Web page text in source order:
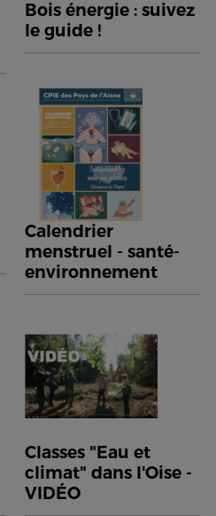
Bois énergie : suivez
le guide !
Calendrier
menstruel - santé-
environnement
Classes "Eau et
climat" dans l'Oise -
VIDÉO